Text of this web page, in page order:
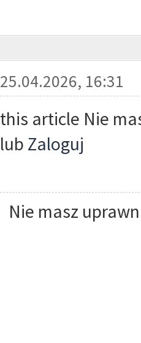
25.04.2026, 16:31
this article Nie
lub Zaloguj
Nie masz